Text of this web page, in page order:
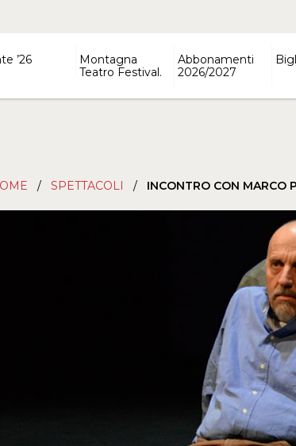
’26
Montagna
Teatro Festival.
Abbonamenti
2026/2027
/ SPETTACOLI / INCONTRO CON MARCO